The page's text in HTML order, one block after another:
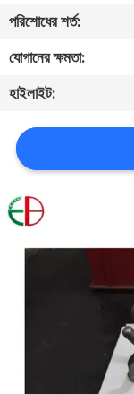
করুন
খবর
উদ্ধৃতির
জন্য
আবেদন
পরিশোধের শর্ত:
যোগানের ক্ষমতা:
হাইলাইট: